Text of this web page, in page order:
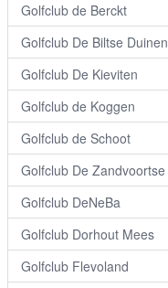
Golfclub de Berckt
Golfclub De Biltse Duinen
Golfclub De Kieviten
Golfclub de Koggen
Golfclub de Schoot
Golfclub De Zandvoortse
Golfclub DeNeBa
Golfclub Dorhout Mees
Golfclub Flevoland